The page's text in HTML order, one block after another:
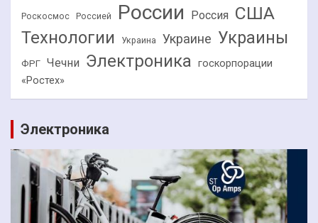
Роскосмос Россией России Россия США
Технологии Украина Украине Украины
ФРГ Чечни Электроника госкорпорации
«Ростех»
Электроника